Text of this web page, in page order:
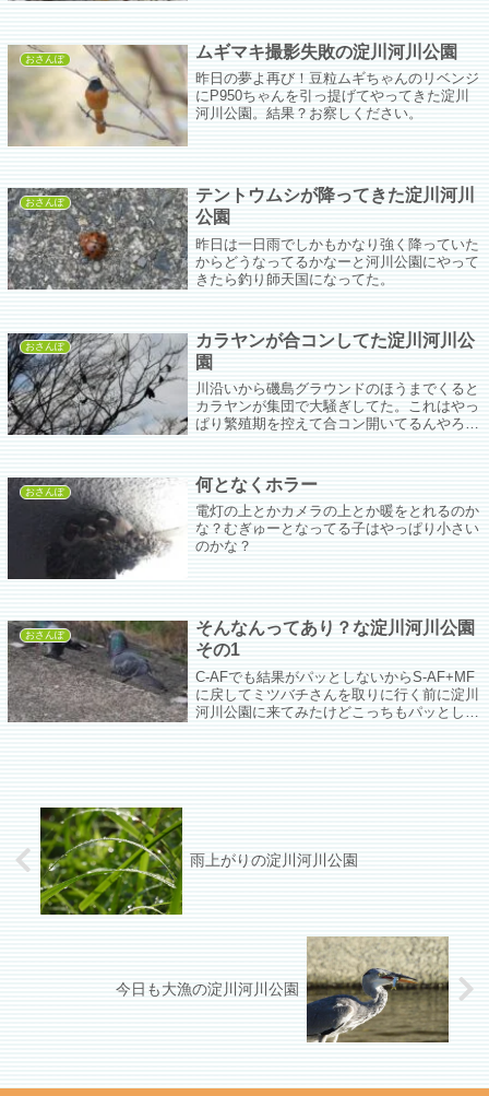
おさんぽ ムギマキ撮影失敗の淀川河川公園
昨日の夢よ再び！豆粒ムギちゃんのリベンジ
にP950ちゃんを引っ提げてやってきた淀川
河川公園。結果？お察しください。
おさんぽ
テントウムシが降ってきた淀川河川
公園
昨日は一日雨でしかもかなり強く降っていた
からどうなってるかなーと河川公園にやって
きたら釣り師天国になってた。
おさんぽ
カラヤンが合コンしてた淀川河川公
園
川沿いから磯島グラウンドのほうまでくると
カラヤンが集団で大騒ぎしてた。これはやっ
ぱり繁殖期を控えて合コン開いてるんやろな
のちゃうやろかな。
おさんぽ 何となくホラー
電灯の上とかカメラの上とか暖をとれるのか
な？むぎゅーとなってる子はやっぱり小さい
のかな？
おさんぽ
そんなんってあり？な淀川河川公園
その1
C-AFでも結果がパッとしないからS-AF+MF
に戻してミツバチさんを取りに行く前に淀川
河川公園に来てみたけどこっちもパッとしな
雨上がりの淀川河川公園
今日も大漁の淀川河川公園